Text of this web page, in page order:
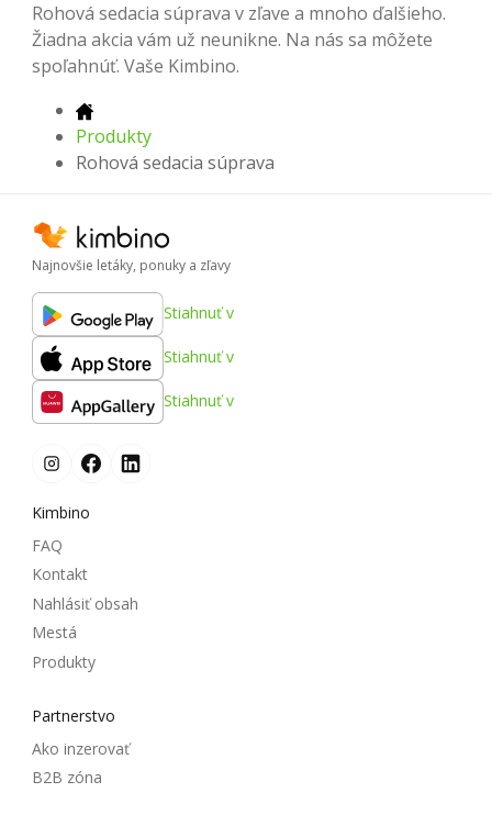
Rohová sedacia súprava v zľave a mnoho ďalšieho.
Žiadna akcia vám už neunikne. Na nás sa môžete
spoľahnúť. Vaše Kimbino.
Produkty
Rohová sedacia súprava
Najnovšie letáky, ponuky a zľavy
Stiahnuť v
Stiahnuť v
Stiahnuť v
Kimbino
FAQ
Kontakt
Nahlásiť obsah
Mestá
Produkty
Partnerstvo
Ako inzerovať
B2B zóna